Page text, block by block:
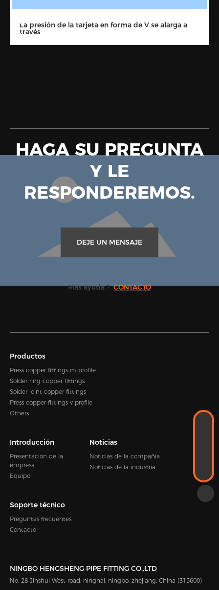
La presión de la tarjeta en forma de V se alarga a
través
HAGA SU PREGUNTA
Y LE
RESPONDEREMOS.
DEJE UN MENSAJE
Más ayuda ?CONTACTO
Productos
Press copper fittings m profile
Solder ring copper fittings
Solder joint copper fittings
Press copper fittings v profile
Others
Introducción
Presentación de la
empresa
Equipo
Noticias
Noticias de la compañía
Noticias de la industria
Soporte técnico
Preguntas frecuentes
Contacto
NINGBO HENGSHENG PIPE FITTING CO.,LTD
No. 28 Jinshui West road, ninghai, ningbo, zhejiang, China (315600)
CORREO ELECTRÓNICO
Kevin.zhou@hengshen.com
TELÉFONO
+86-0574-65338995